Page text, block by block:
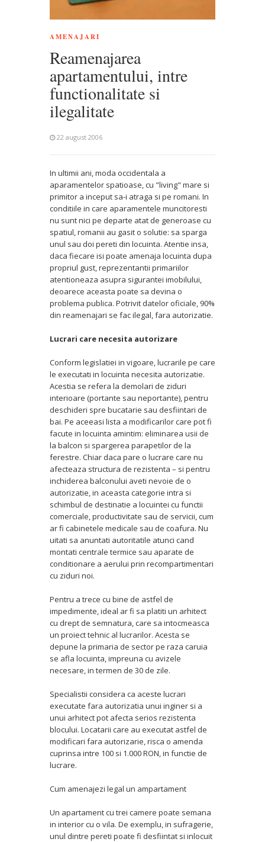
AMENAJARI
Reamenajarea
apartamentului, intre
functionalitate si
ilegalitate
22 august 2006
In ultimii ani, moda occidentala a
aparamentelor spatioase, cu "living" mare si
primitor a inceput sa-i atraga si pe romani. In
conditiile in care aparamentele muncitoresti
nu sunt nici pe departe atat de generoase cu
spatiul, romanii au gasit o solutie: sa sparga
unul sau doi pereti din locuinta. Atentie insa,
daca fiecare isi poate amenaja locuinta dupa
propriul gust, reprezentantii primariilor
atentioneaza asupra sigurantei imobilului,
deoarece aceasta poate sa devina o
problema publica. Potrivit datelor oficiale, 90%
din reamenajari se fac ilegal, fara autorizatie.
Lucrari care necesita autorizare
Conform legislatiei in vigoare, lucrarile pe care
le executati in locuinta necesita autorizatie.
Acestia se refera la demolari de ziduri
interioare (portante sau neportante), pentru
deschideri spre bucatarie sau desfiintari de
bai. Pe aceeasi lista a modificarilor care pot fi
facute in locuinta amintim: eliminarea usii de
la balcon si spargerea parapetilor de la
ferestre. Chiar daca pare o lucrare care nu
afecteaza structura de rezistenta – si pentru
inchiderea balconului aveti nevoie de o
autorizatie, in aceasta categorie intra si
schimbul de destinatie a locuintei cu functii
comerciale, productivitate sau de servicii, cum
ar fi cabinetele medicale sau de coafura. Nu
uitati sa anuntati autoritatile atunci cand
montati centrale termice sau aparate de
conditionare a aerului prin recompartimentari
cu ziduri noi.
Pentru a trece cu bine de astfel de
impedimente, ideal ar fi sa platiti un arhitect
cu drept de semnatura, care sa intocmeasca
un proiect tehnic al lucrarilor. Acesta se
depune la primaria de sector pe raza caruia
se afla locuinta, impreuna cu avizele
necesare, in termen de 30 de zile.
Specialistii considera ca aceste lucrari
executate fara autorizatia unui inginer si a
unui arhitect pot afecta serios rezistenta
blocului. Locatarii care au executat astfel de
modificari fara autorizarie, risca o amenda
cuprinsa intre 100 si 1.000 RON, in functie de
lucrare.
Cum amenajezi legal un ampartament
Un apartament cu trei camere poate semana
in interior cu o vila. De exemplu, in sufragerie,
unul dintre pereti poate fi desfiintat si inlocuit